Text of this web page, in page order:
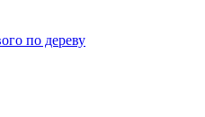
по дереву